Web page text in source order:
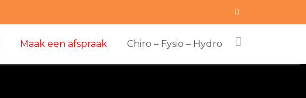
Maak een afspraak Chiro – Fysio – Hydro